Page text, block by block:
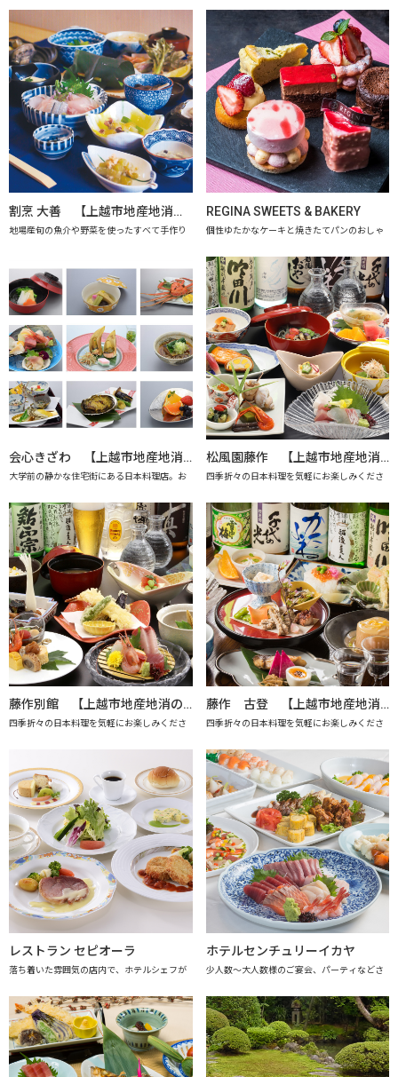
割烹 大善 【上越市地産地消推進の店認定店】
地場産旬の魚介や野菜を使ったすべて手作り
REGINA SWEETS & BAKERY
個性ゆたかなケーキと焼きたてパンのおしゃ
会心きざわ 【上越市地産地消の店認定店】
大学前の静かな住宅街にある日本料理店。お
松風園藤作 【上越市地産地消の店認定店】
四季折々の日本料理を気軽にお楽しみくださ
藤作別館 【上越市地産地消の店認定店】
四季折々の日本料理を気軽にお楽しみくださ
藤作 古登 【上越市地産地消の店認定店】
四季折々の日本料理を気軽にお楽しみくださ
レストラン セピオーラ
落ち着いた雰囲気の店内で、ホテルシェフが
ホテルセンチュリーイカヤ
少人数～大人数様のご宴会、パーティなどさ